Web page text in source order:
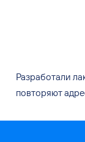
Разработали
повторяют